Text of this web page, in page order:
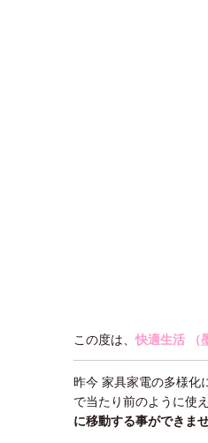
この度は、快適生活 （
昨今 家具家電の多様化
で当たり前のように使
に移動する事ができませ